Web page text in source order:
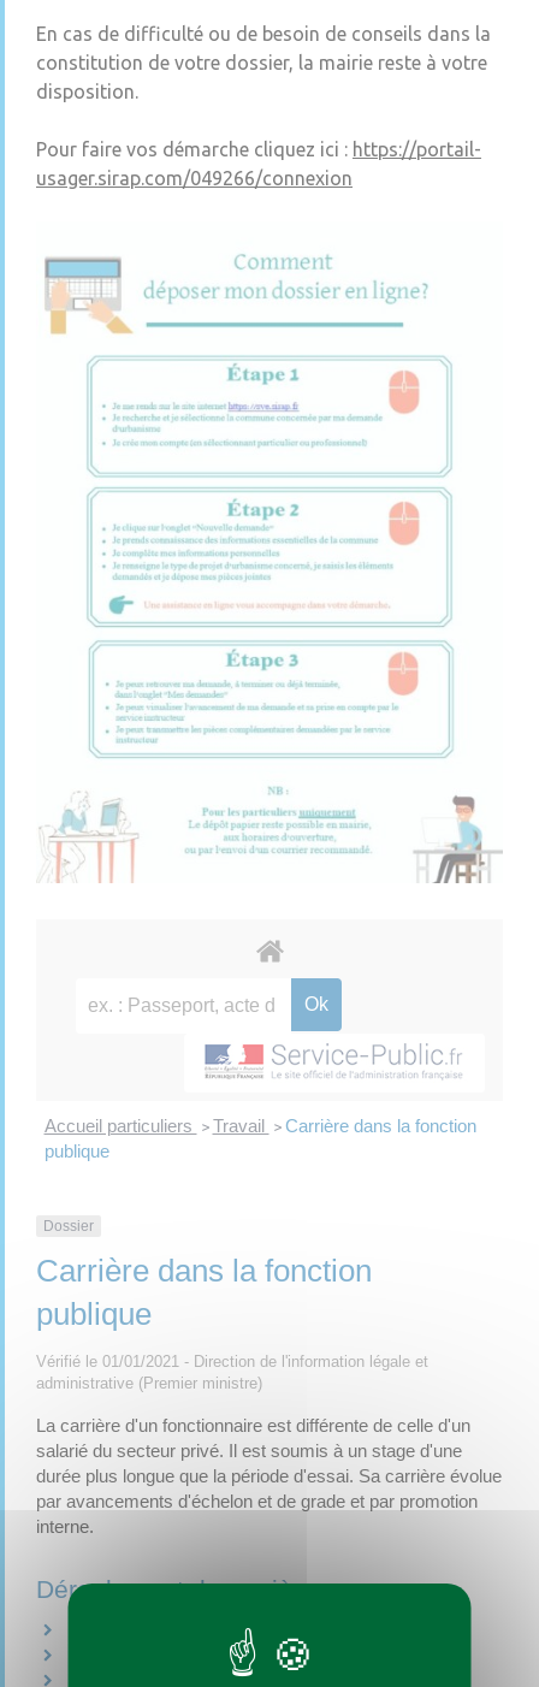
En cas de difficulté ou de besoin de conseils dans la
constitution de votre dossier, la mairie reste à votre
disposition.
Pour faire vos démarche cliquez ici : https://portail-
usager.sirap.com/049266/connexion
Accueil particuliers > Travail > Carrière dans la fonction
publique
Dossier
Carrière dans la fonction
publique
Vérifié le 01/01/2021 - Direction de l'information légale et
administrative (Premier ministre)
La carrière d'un fonctionnaire est différente de celle d'un
salarié du secteur privé. Il est soumis à un stage d'une
durée plus longue que la période d'essai. Sa carrière évolue
par avancements d'échelon et de grade et par promotion
interne.
Déroulement de carrière
Avancements d'échelon et de grade